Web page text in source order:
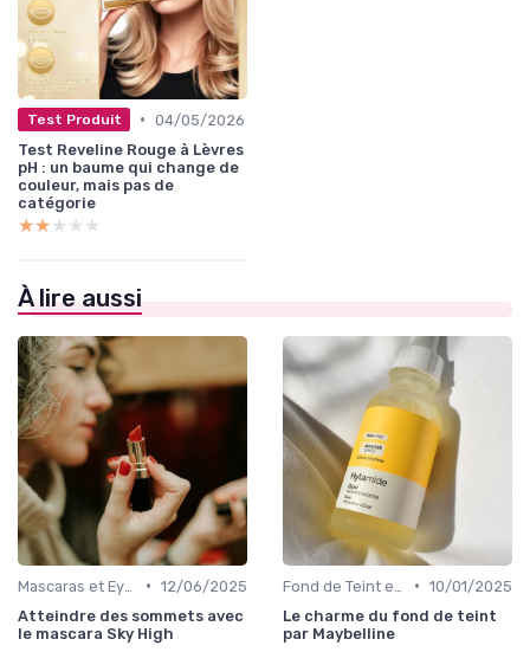
Test Produit • 04/05/2026
Test Reveline Rouge à Lèvres
pH : un baume qui change de
couleur, mais pas de
catégorie
★★★★★
★★★★★
À lire aussi
• 12/06/2025
Atteindre des sommets avec
le mascara Sky High
• 10/01/2025
Le charme du fond de teint
par Maybelline